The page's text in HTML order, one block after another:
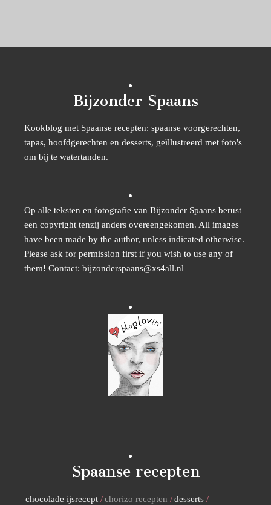
Bijzonder Spaans
Kookblog met Spaanse recepten: spaanse voorgerechten,
tapas, hoofdgerechten en desserts, geïllustreerd met foto's
om bij te watertanden.
Op alle teksten en fotografie van Bijzonder Spaans berust
een copyright tenzij anders overeengekomen. All images
have been made by the author, unless indicated otherwise.
Please ask for permission first if you wish to use any of
them! Contact: bijzonderspaans@xs4all.nl
Spaanse recepten
chocolade ijsrecept chorizo recepten
desserts